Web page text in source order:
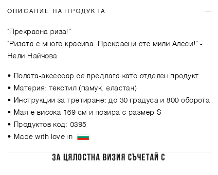
ОПИСАНИЕ НА ПРОДУКТА
"Прекрасна риза!"
"Ризата е много красива. Прекрасни сте мили Алеси!"-
Нели Найчова
• Полата-аксесоар се предлага като отделен продукт.
• Материя: текстил (памук, еластан)
• Инструкции за третиране: до 30 градуса и 800 оборота
• Мая е висока 169 см и позира с размер S
• Продуктов код: 0395
• Made with love in
ЗА ЦЯЛОСТНА ВИЗИЯ СЪЧЕТАЙ С